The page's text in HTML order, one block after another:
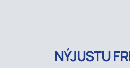
NÝJUSTU